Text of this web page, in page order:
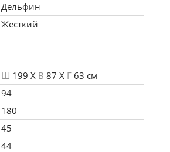
сохраняет высокие
к деформации –
под контур тела. Доступная
см подойдет для
Дельфин
Жесткий
Ш 199 X В 87 X Г 63 см
94
180
45
44